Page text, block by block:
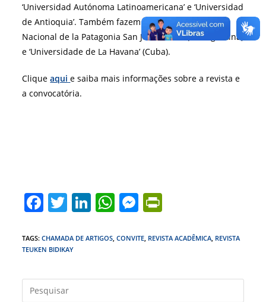
‘Universidad Autónoma Latinoamericana’ e ‘Universidad
de Antioquia’. Também fazem parte a ‘Universidad
Nacional de la Patagonia San Juan Bosco’ (da Argentina)
e ‘Universidade de La Havana’ (Cuba).
Cliqueaqui e saiba mais informações sobre a revista e
a convocatória.
F
c
e
b
T
itt
er
Li
k
dI
W
at
A
M
ss
n
tF
e
TAGS:CHAMADA DE ARTIGOS CONVITE REVISTA ACADÊMICA REVISTA
TEUKEN BIDIKAY